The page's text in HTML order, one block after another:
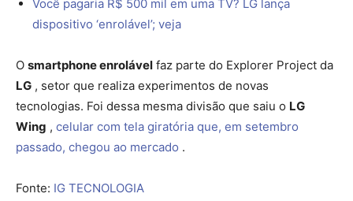
Você pagaria R$ 500 mil em uma TV? LG lança
dispositivo ‘enrolável’; veja
O smartphone enrolável faz parte do Explorer Project da
LG , setor que realiza experimentos de novas
tecnologias. Foi dessa mesma divisão que saiu o LG
Wing , celular com tela giratória que, em setembro
passado, chegou ao mercado .
Fonte: IG TECNOLOGIA